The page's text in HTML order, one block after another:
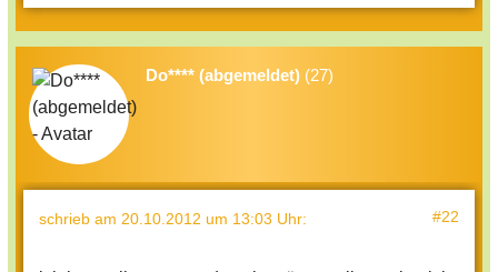
Do**** (abgemeldet) (27)
schrieb am 20.10.2012 um 13:03 Uhr: #22